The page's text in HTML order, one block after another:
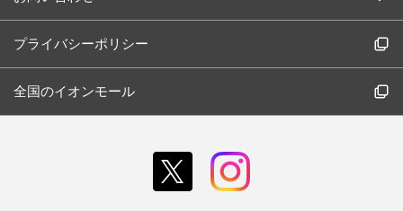
プライバシーポリシー
全国のイオンモール